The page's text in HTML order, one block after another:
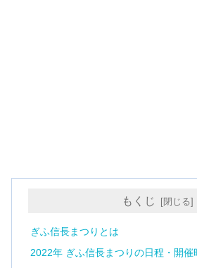
もくじ
ぎふ信長まつりとは
2022年 ぎふ信長まつりの日程・開催